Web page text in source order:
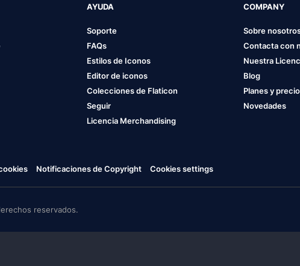
AYUDA
Soporte
FAQs
Estilos de Iconos
Editor de iconos
Colecciones de Flaticon
Seguir
Licencia Merchandising
COMPANY
Sobre
Contacta con
Nuestra
Blog
Planes y
Novedades
Notificaciones de Copyright Cookies settings
reservados.